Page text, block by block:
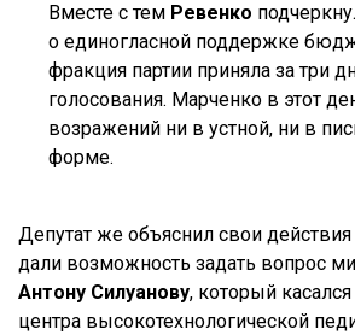
Вместе с тем Ревенко
о единогласной поддержке
фракция партии приняла за три
голосования. Марченко в этот
возражений ни в устной, ни в
форме.
Депутат же объяснил свои
дали возможность задать вопрос
Антону Силуанову, который
центра высокотехнологической